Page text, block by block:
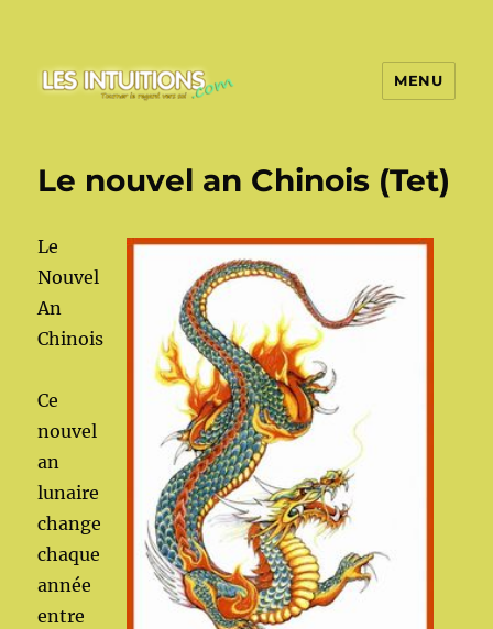
MENU
Le nouvel an Chinois (Tet)
Le
Nouvel
An
Chinois
Ce
nouvel
an
lunaire
change
chaque
année
entre